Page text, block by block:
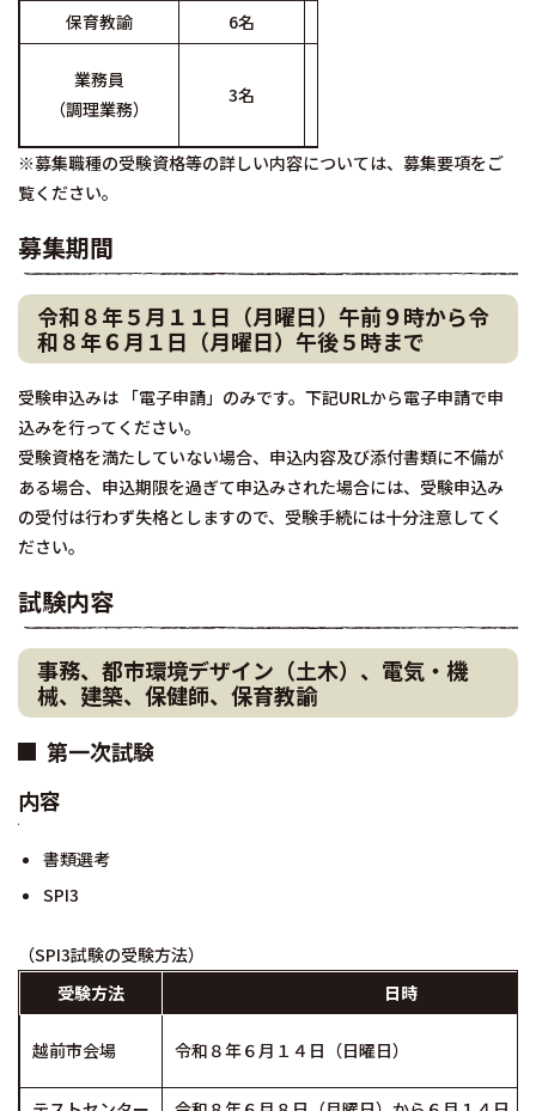
保育教諭
6名
業務員
（調理業務）
3名
※募集職種の受験資格等の詳しい内容については、募集要項をご
覧ください。
募集期間
令和８年５月１１日（月曜日）午前９時から令
和８年６月１日（月曜日）午後５時まで
受験申込みは 「電子申請」のみです。下記URLから電子申請で申
込みを行ってください。
受験資格を満たしていない場合、申込内容及び添付書類に不備が
ある場合、申込期限を過ぎて申込みされた場合には、受験申込み
の受付は行わず失格としますので、受験手続には十分注意してく
ださい。
試験内容
事務、都市環境デザイン（土木）、電気・機
械、建築、保健師、保育教諭
第一次試験
内容
書類選考
SPI3
（SPI3試験の受験方法）
受験方法
日時
越前市会場 令和８年６月１４日（日曜日）